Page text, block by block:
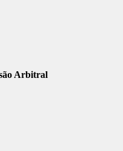
Arbitral